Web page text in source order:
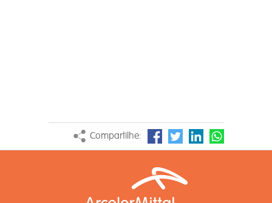
Compartilhe: